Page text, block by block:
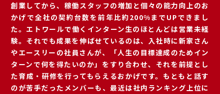
創業してから、稼働スタッフの増加と個々の能力向上のお
かげで全社の契約台数を前年比約200%までUPできまし
た。エトワールで働くインターン生のほとんどは営業未経
験。それでも成果を伸ばせているのは、入社時に新家さん
やエースリーの社員さんが、「人生の目標達成のためイン
ターンで何を得たいのか」をすり合わせ、それを前提とし
た育成・研修を行ってもらえるおかげです。もともと話す
のが苦手だったメンバーも、最近は社内ランキング上位に